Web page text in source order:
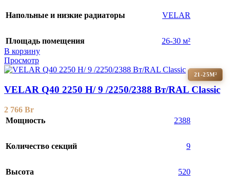
Напольные и низкие радиаторы VELAR
Площадь помещения
26-30 м²
В корзину
Просмотр
21-25М²
VELAR Q40 2250 H/ 9 /2250/2388 Вт/RAL Classic
2 766 Br
Мощность
2388
Количество секций 9
Высота 520